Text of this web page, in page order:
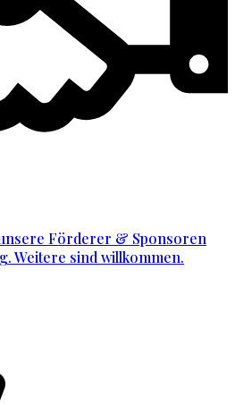
Förderer & Sponsoren
Weitere sind willkommen.